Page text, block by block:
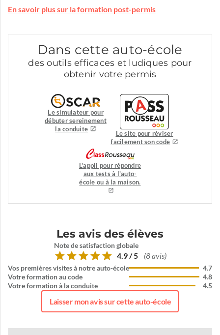
En savoir plus sur la formation post-permis
Dans cette auto-école
des outils efficaces et ludiques pour
obtenir votre permis
Le simulateur pour
débuter sereinement
la conduite
Le site pour réviser
facilement son code
L'appli pour répondre
aux tests à l'auto-
école ou à la maison.
Les avis des élèves
Note de satisfaction globale
4.9 / 5 (8 avis)
Vos premières visites à notre auto-école
Votre formation au code
Votre formation à la conduite
4.7
4.8
4.5
Laisser mon avis sur cette auto-école